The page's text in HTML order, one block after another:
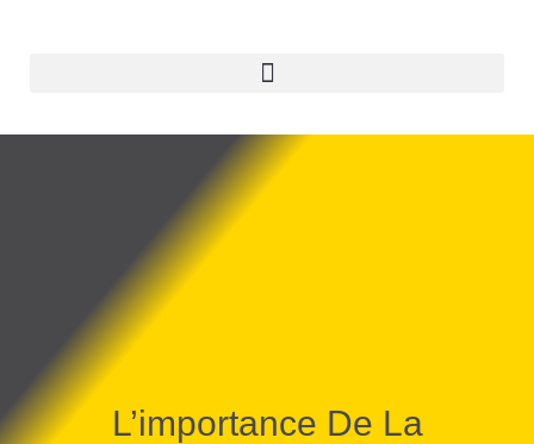
L’importance De La